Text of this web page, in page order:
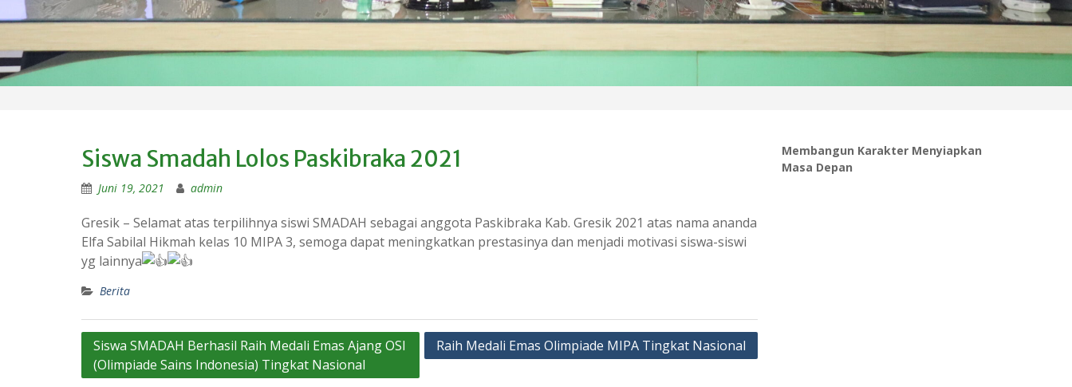
Siswa Smadah Lolos Paskibraka 2021
Juni 19, 2021 admin
Gresik – Selamat atas terpilihnya siswi SMADAH sebagai anggota Paskibraka Kab. Gresik 2021 atas nama ananda
Elfa Sabilal Hikmah kelas 10 MIPA 3, semoga dapat meningkatkan prestasinya dan menjadi motivasi siswa-siswi
yg lainnya
Berita
Navigasi
pos
Siswa SMADAH Berhasil Raih Medali Emas Ajang OSI
(Olimpiade Sains Indonesia) Tingkat Nasional
Raih Medali Emas Olimpiade MIPA Tingkat Nasional
Membangun Karakter Menyiapkan
Masa Depan